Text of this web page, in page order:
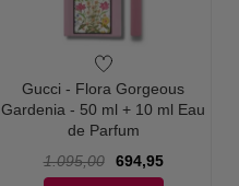
Gucci - Flora Gorgeous
Gardenia - 50 ml + 10 ml Eau
de Parfum
1.095,00
694,95